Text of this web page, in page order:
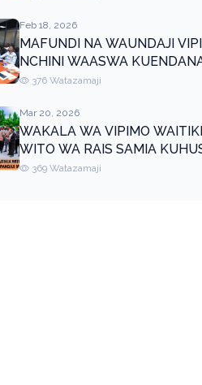
Feb 18, 2026
MAFUNDI NA WAUNDAJI
NCHINI WAASWA
TEKNOLOJIA
376 Watazamaji
Mar 20, 2026
WAKALA WA VIPIMO
WITO WA RAIS SAMIA
UPANDAJI MITI
369 Watazamaji